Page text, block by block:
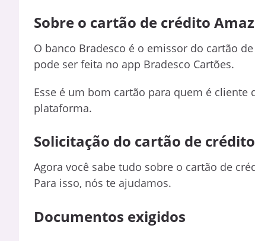
Sobre o cartão de crédito
O banco Bradesco é o emissor do cartão
pode ser feita no app Bradesco Cartões.
Esse é um bom cartão para quem é
plataforma.
Solicitação do cartão de
Agora você sabe tudo sobre o cartão de
Para isso, nós te ajudamos.
Documentos exigidos